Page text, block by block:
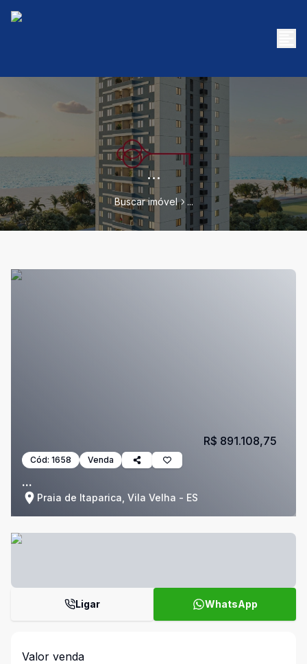
...
Buscar imóvel ...
Cód: 1658 Venda
...
Praia de Itaparica, Vila Velha - ES
R$ 891.108,75
Ligar WhatsApp
Valor venda